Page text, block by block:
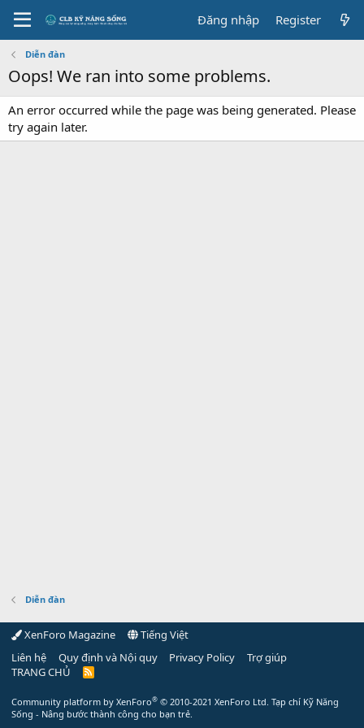
Đăng nhập Register
Diễn đàn
Oops! We ran into some problems.
An error occurred while the page was being generated. Please
try again later.
Diễn đàn
XenForo Magazine
Tiếng Việt
Liên hệ
Quy định và Nội quy Privacy Policy
Trợ giúp
TRANG CHỦ
R
Community platform by XenForo® © 2010-2021 XenForo Ltd. Tạp chí Kỹ Năng
Sống - Nâng bước thành công cho bạn trẻ.